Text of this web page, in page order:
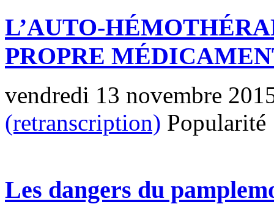
L’AUTO-
PROPRE
vendredi 13 novembre
(retranscription)
Les dangers du